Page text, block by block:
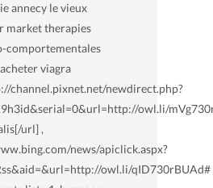
annecy le vieux
market therapies
comportementales
viagra
channel.pixnet.net/newdirect.php?
owl.li/
url] ,
news/apiclick.aspx?
owl.li/qID730rBUAd#